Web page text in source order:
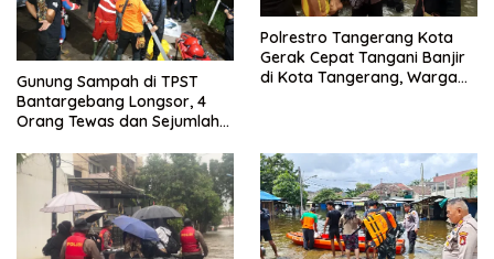
Gunung Sampah di TPST
Bantargebang Longsor, 4
Orang Tewas dan Sejumlah
Polrestro Tangerang Kota
Gerak Cepat Tangani Banjir
di Kota Tangerang, Warga